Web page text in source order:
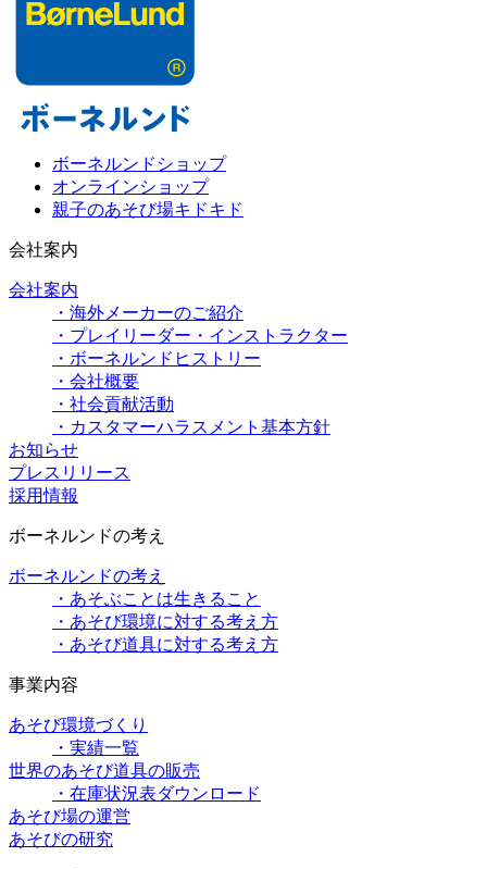
ボーネルンドショップ
オンラインショップ
親子のあそび場キドキド
会社案内
会社案内
・海外メーカーのご紹介
・プレイリーダー・インストラクター
・ボーネルンドヒストリー
・会社概要
・社会貢献活動
・カスタマーハラスメント基本方針
お知らせ
プレスリリース
採用情報
ボーネルンドの考え
ボーネルンドの考え
・あそぶことは生きること
・あそび環境に対する考え方
・あそび道具に対する考え方
事業内容
あそび環境づくり
・実績一覧
世界のあそび道具の販売
・在庫状況表ダウンロード
あそび場の運営
あそびの研究